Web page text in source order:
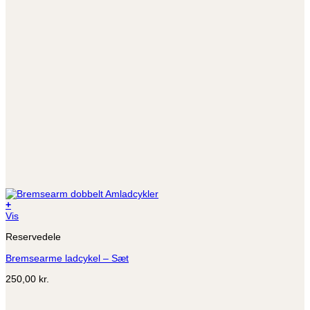
+
Dette
har
varianter.
kan
Vis
Reservedele
Bremsearme ladcykel – Sæt
250,00 kr.